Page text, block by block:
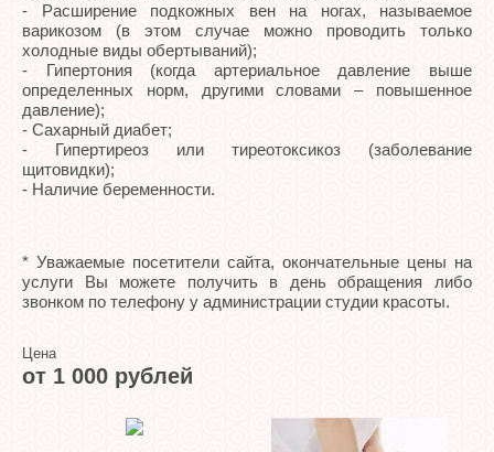
- Расширение подкожных вен на ногах, называемое
варикозом (в этом случае можно проводить только
холодные виды обертываний);
- Гипертония (когда артериальное давление выше
определенных норм, другими словами – повышенное
давление);
- Сахарный диабет;
- Гипертиреоз или тиреотоксикоз (заболевание
щитовидки);
- Наличие беременности.
* Уважаемые посетители сайта, окончательные цены на
услуги Вы можете получить в день обращения либо
звонком по телефону у администрации студии красоты.
Цена
от 1 000 рублей